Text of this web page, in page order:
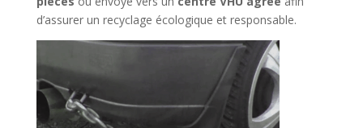
d’assurer un recyclage écologique et responsable.